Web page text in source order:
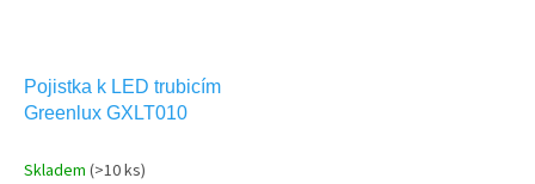
Pojistka k LED trubicím
Greenlux GXLT010
Skladem (>10 ks)